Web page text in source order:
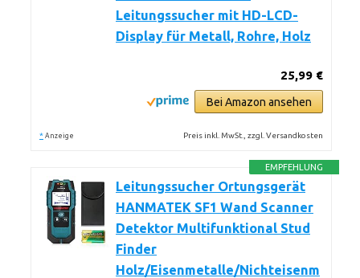
Leitungssucher mit HD-LCD-
Display für Metall, Rohre, Holz
25,99 €
Bei Amazon ansehen
* Anzeige Preis inkl. MwSt., zzgl. Versandkosten
EMPFEHLUNG
Leitungssucher Ortungsgerät
HANMATEK SF1 Wand Scanner
Detektor Multifunktional Stud
Finder
Holz/Eisenmetalle/Nichteisenm